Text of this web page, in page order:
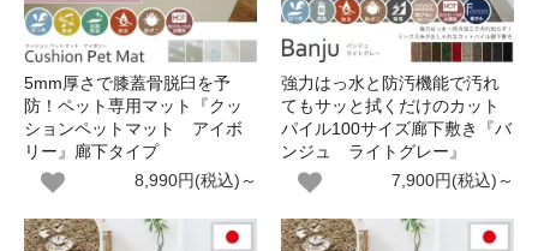
5mm厚さで膝蓋骨脱臼を予
防！ペット専用マット『クッ
ションペットマット アイボ
リー』廊下タイプ
8,990円(税込)～
強力はっ水と防汚機能で汚れ
てもサッと拭くだけのカット
パイル100サイズ廊下敷き『バ
ンジュ ライトグレー』
7,900円(税込)～